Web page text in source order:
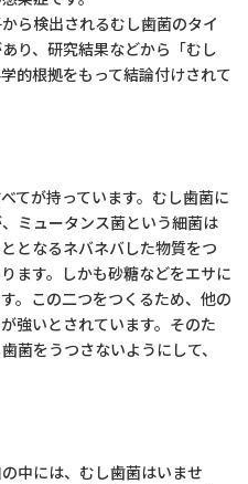
ら検出されるむし歯菌のタイ
り、研究結果などから「むし
的根拠をもって結論付けされて
てが持っています。むし歯菌に
ミュータンス菌という細菌は
となるネバネバした物質をつ
ます。しかも砂糖などをエサに
。この二つをつくるため、他の
強いとされています。そのた
菌をうつさないようにして、
中には、むし歯菌はいませ